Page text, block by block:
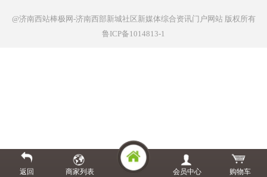
@济南西站棒极网-济南西部新城社区新媒体综合资讯门户网站版权所有
鲁ICP备1014813-1
返回 商家列表 会员中心 购物车